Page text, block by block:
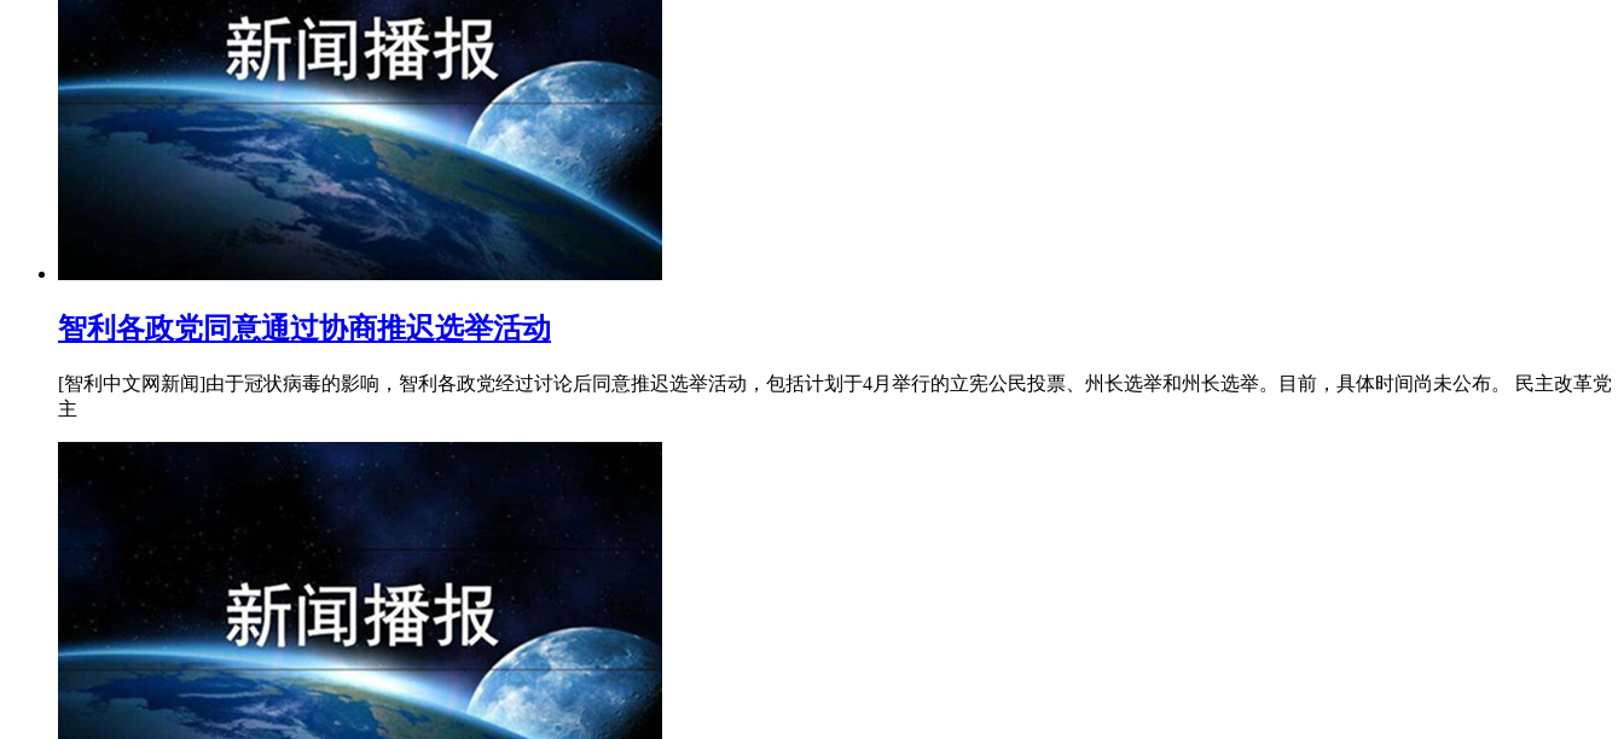
智利各政党同意通过协商推迟选举活动
[智利中文网新闻]由于冠状病毒的影响，智利各政党经过讨论后同意推迟选举活动，包括计划于4月举行的立宪公民投票、州长选举和州长选举。目前，具体时间尚未公布。 民主改革党
主